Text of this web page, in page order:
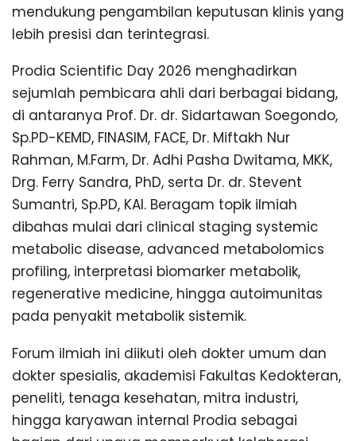
mendukung pengambilan keputusan klinis yang
lebih presisi dan terintegrasi.
Prodia Scientific Day 2026 menghadirkan
sejumlah pembicara ahli dari berbagai bidang,
di antaranya Prof. Dr. dr. Sidartawan Soegondo,
Sp.PD-KEMD, FINASIM, FACE, Dr. Miftakh Nur
Rahman, M.Farm, Dr. Adhi Pasha Dwitama, MKK,
Drg. Ferry Sandra, PhD, serta Dr. dr. Stevent
Sumantri, Sp.PD, KAI. Beragam topik ilmiah
dibahas mulai dari clinical staging systemic
metabolic disease, advanced metabolomics
profiling, interpretasi biomarker metabolik,
regenerative medicine, hingga autoimunitas
pada penyakit metabolik sistemik.
Forum ilmiah ini diikuti oleh dokter umum dan
dokter spesialis, akademisi Fakultas Kedokteran,
peneliti, tenaga kesehatan, mitra industri,
hingga karyawan internal Prodia sebagai